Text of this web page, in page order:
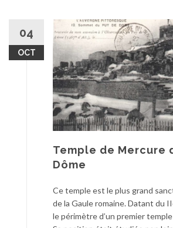
04
OCT
Temple de Mercure
Dôme
Ce temple est le plus grand
de la Gaule romaine. Datant du
le périmètre d’un premier